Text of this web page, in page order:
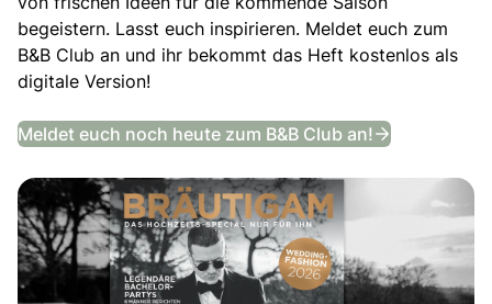
begeistern. Lasst euch inspirieren. Meldet euch zum
B&B Club an und ihr bekommt das Heft kostenlos als
digitale Version!
Meldet euch noch heute zum B&B Club an! Das